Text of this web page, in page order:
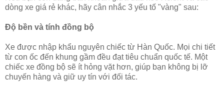
dòng xe giá rẻ khác, hãy cân nhắc 3 yếu tố "vàng" sau:
Độ bền và tính đồng bộ
Xe được nhập khẩu nguyên chiếc từ Hàn Quốc. Mọi chi tiết
từ con ốc đến khung gầm đều đạt tiêu chuẩn quốc tế. Một
chiếc xe đồng bộ sẽ ít hỏng vặt hơn, giúp bạn không bị lỡ
chuyến hàng và giữ uy tín với đối tác.